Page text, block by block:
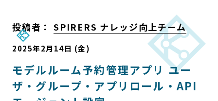
投稿者： SPIRERS ナレッジ向上チーム
2025年2月14日 (金)
モデルルーム予約管理アプリ ユー
ザ・グループ・アプリロール・API